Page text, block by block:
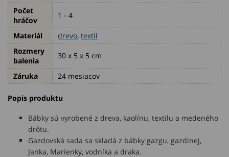
Počet
hráčov
1 - 4
Materiál drevo, textil
Rozmery
balenia
30 x 5 x 5 cm
Záruka 24 mesiacov
Popis produktu
Bábky sú vyrobené z dreva, kaolínu, textilu a medeného
drôtu.
Gazdovská sada sa skladá z bábky gazgu, gazdinej,
Janka, Marienky, vodníka a draka.